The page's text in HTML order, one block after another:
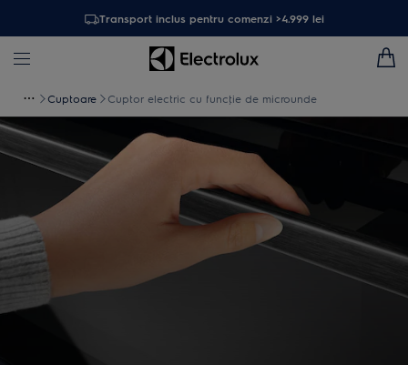
Transport inclus pentru comenzi >4.999 lei
Cuptoare Cuptor electric cu funcţie de microunde